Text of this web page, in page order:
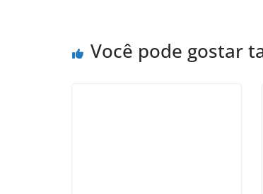
Você pode gostar